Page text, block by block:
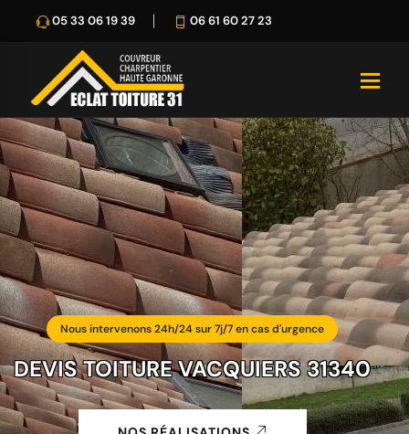
05 33 06 19 39 06 61 60 27 23
Nous intervenons 24h/24 sur 7j/7 en cas d'urgence
DEVIS TOITURE VACQUIERS 31340